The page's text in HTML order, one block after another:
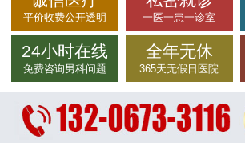
平价收费公开透明 一医一患一诊室
24小时在线
免费咨询男科问题
全年无休
365天无假日医院